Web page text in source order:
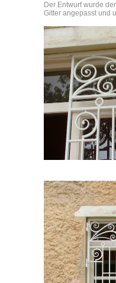
Der Entwurf wurde
Gitter angepasst und